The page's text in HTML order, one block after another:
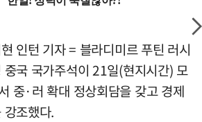
인턴 기자 = 블라디미르 푸틴 러시
중국 국가주석이 21일(현지시간) 모
중·러 확대 정상회담을 갖고 경제
조했다.